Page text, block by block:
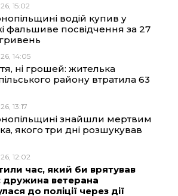
15:02
водій купив у
фальшиве посвідчення за 27
14:05
ні грошей: жителька
району втратила 63
13:17
знайшли мертвим
якого три дні розшукував
12:02
час, який би врятував
дружина ветерана
до поліції через дії